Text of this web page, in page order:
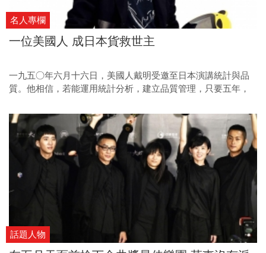
名人專欄
一位美國人 成日本貨救世主
一九五○年六月十六日，美國人戴明受邀至日本演講統計與品
質。他相信，若能運用統計分析，建立品質管理，只要五年，
話題人物